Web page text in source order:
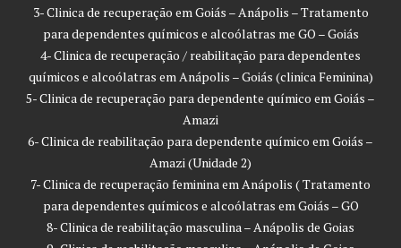
3- Clinica de recuperação em Goiás – Anápolis – Tratamento
para dependentes químicos e alcoólatras me GO – Goiás
4- Clinica de recuperação / reabilitação para dependentes
químicos e alcoólatras em Anápolis – Goiás (clinica Feminina)
5- Clinica de recuperação para dependente químico em Goiás –
Amazi
6- Clinica de reabilitação para dependente químico em Goiás –
Amazi (Unidade 2)
7- Clinica de recuperação feminina em Anápolis ( Tratamento
para dependentes químicos e alcoólatras em Goiás – GO
8- Clinica de reabilitação masculina – Anápolis de Goias